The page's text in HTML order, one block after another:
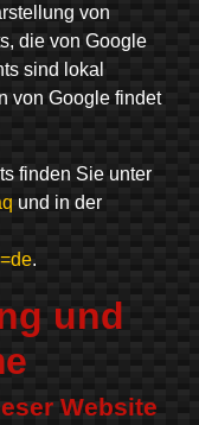
von
die von Google
sind lokal
von Google findet
finden Sie unter
und in der
.
und
Website